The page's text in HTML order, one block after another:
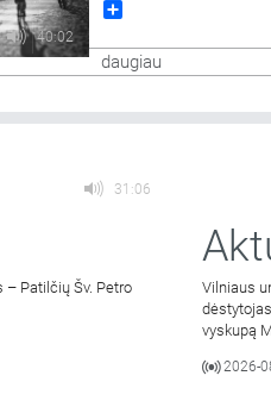
40:02
Kazragytė.
daugiau
31:06
– Patilčių Šv. Petro
Vilniaus
vyskupą
2026-